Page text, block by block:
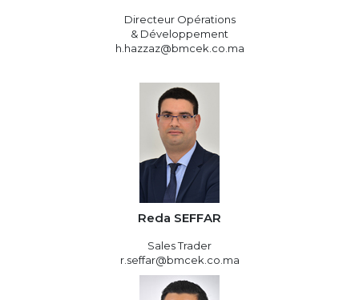
Directeur Opérations
& Développement
h.hazzaz@bmcek.co.ma
Reda SEFFAR
Sales Trader
r.seffar@bmcek.co.ma